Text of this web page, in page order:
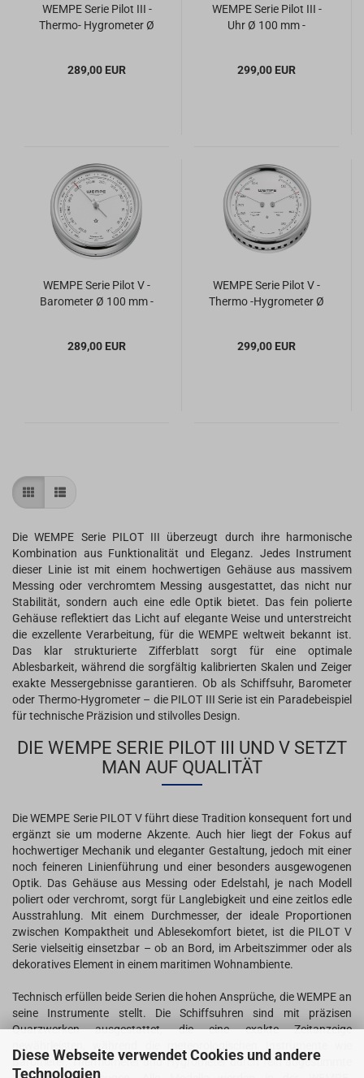
Diese Webseite verwendet Cookies und andere
Technologien
WEMPE Serie Pilot III -
Thermo- Hygrometer Ø
289,00 EUR
WEMPE Serie Pilot III -
Uhr Ø 100 mm -
299,00 EUR
WEMPE Serie Pilot V -
Barometer Ø 100 mm -
289,00 EUR
WEMPE Serie Pilot V -
Thermo -Hygrometer Ø
299,00 EUR
Die WEMPE Serie PILOT III überzeugt durch ihre harmonische
Kombination aus Funktionalität und Eleganz. Jedes Instrument
dieser Linie ist mit einem hochwertigen Gehäuse aus massivem
Messing oder verchromtem Messing ausgestattet, das nicht nur
Stabilität, sondern auch eine edle Optik bietet. Das fein polierte
Gehäuse reflektiert das Licht auf elegante Weise und unterstreicht
die exzellente Verarbeitung, für die WEMPE weltweit bekannt ist.
Das klar strukturierte Zifferblatt sorgt für eine optimale
Ablesbarkeit, während die sorgfältig kalibrierten Skalen und Zeiger
exakte Messergebnisse garantieren. Ob als Schiffsuhr, Barometer
oder Thermo-Hygrometer – die PILOT III Serie ist ein Paradebeispiel
für technische Präzision und stilvolles Design.
DIE WEMPE SERIE PILOT III UND V SETZT
MAN AUF QUALITÄT
Die WEMPE Serie PILOT V führt diese Tradition konsequent fort und
ergänzt sie um moderne Akzente. Auch hier liegt der Fokus auf
hochwertiger Mechanik und eleganter Gestaltung, jedoch mit einer
noch feineren Linienführung und einer besonders ausgewogenen
Optik. Das Gehäuse aus Messing oder Edelstahl, je nach Modell
poliert oder verchromt, sorgt für Langlebigkeit und eine zeitlos edle
Ausstrahlung. Mit einem Durchmesser, der ideale Proportionen
zwischen Kompaktheit und Ablesekomfort bietet, ist die PILOT V
Serie vielseitig einsetzbar – ob an Bord, im Arbeitszimmer oder als
dekoratives Element in einem maritimen Wohnambiente.
Technisch erfüllen beide Serien die hohen Ansprüche, die WEMPE an
seine Instrumente stellt. Die Schiffsuhren sind mit präzisen
Quarzwerken ausgestattet, die eine exakte Zeitanzeige
Barometer, Thermometer und Hygrometer durch fein abgestimmte